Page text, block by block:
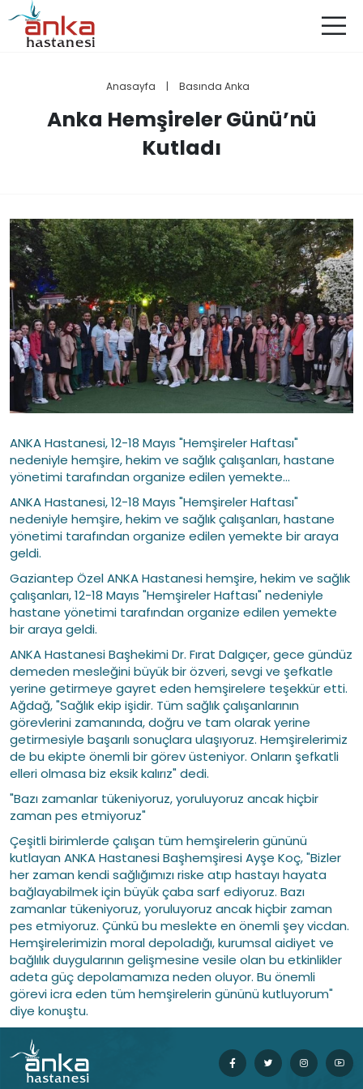
Anasayfa | Basında Anka
Anka Hemşireler Günü’nü
Kutladı
ANKA Hastanesi, 12-18 Mayıs "Hemşireler Haftası"
nedeniyle hemşire, hekim ve sağlık çalışanları, hastane
yönetimi tarafından organize edilen yemekte...
ANKA Hastanesi, 12-18 Mayıs "Hemşireler Haftası"
nedeniyle hemşire, hekim ve sağlık çalışanları, hastane
yönetimi tarafından organize edilen yemekte bir araya
geldi.
Gaziantep Özel ANKA Hastanesi hemşire, hekim ve sağlık
çalışanları, 12-18 Mayıs "Hemşireler Haftası" nedeniyle
hastane yönetimi tarafından organize edilen yemekte
bir araya geldi.
ANKA Hastanesi Başhekimi Dr. Fırat Dalgıçer, gece gündüz
demeden mesleğini büyük bir özveri, sevgi ve şefkatle
yerine getirmeye gayret eden hemşirelere teşekkür etti.
Ağdağ, "Sağlık ekip işidir. Tüm sağlık çalışanlarının
görevlerini zamanında, doğru ve tam olarak yerine
getirmesiyle başarılı sonuçlara ulaşıyoruz. Hemşirelerimiz
de bu ekipte önemli bir görev üsteniyor. Onların şefkatli
elleri olmasa biz eksik kalırız" dedi.
"Bazı zamanlar tükeniyoruz, yoruluyoruz ancak hiçbir
zaman pes etmiyoruz"
Çeşitli birimlerde çalışan tüm hemşirelerin gününü
kutlayan ANKA Hastanesi Başhemşiresi Ayşe Koç, "Bizler
her zaman kendi sağlığımızı riske atıp hastayı hayata
bağlayabilmek için büyük çaba sarf ediyoruz. Bazı
zamanlar tükeniyoruz, yoruluyoruz ancak hiçbir zaman
pes etmiyoruz. Çünkü bu meslekte en önemli şey vicdan.
Hemşirelerimizin moral depoladığı, kurumsal aidiyet ve
bağlılık duygularının gelişmesine vesile olan bu etkinlikler
adeta güç depolamamıza neden oluyor. Bu önemli
görevi icra eden tüm hemşirelerin gününü kutluyorum"
diye konuştu.